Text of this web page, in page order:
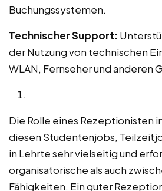
Buchungssystemen.
Technischer Support:
der Nutzung von technischen
WLAN, Fernseher und anderen
Die Rolle eines Rezeptionisten
diesen Studentenjobs,
in Lehrte sehr vielseitig und
organisatorische als auch
Fähigkeiten. Ein guter